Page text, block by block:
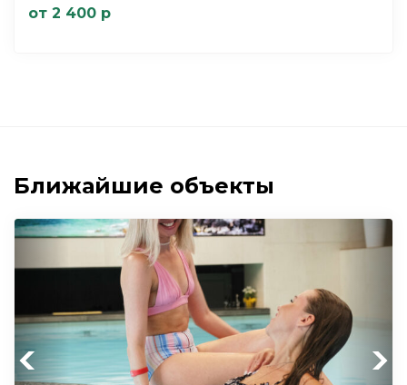
от 2 400 р
Ближайшие объекты
Previous Next